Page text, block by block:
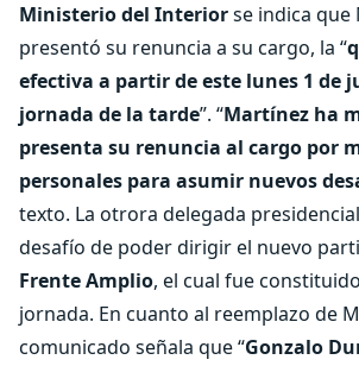
Ministerio del Interiorse indica que
presentó su renuncia a su cargo, la “
efectiva a partir de este lunes 1 de
jornada de la tarde”. “Martínez ha
presenta su renuncia al cargo por
personales para asumir nuevos
texto. La otrora delegada
desafío de poder dirigir el nuevo
Frente Amplio, el cual fue
jornada. En cuanto al reemplazo de
comunicado señala que “Gonzalo